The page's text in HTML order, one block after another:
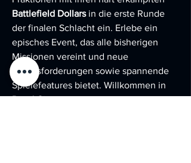
Battlefield Dollars in die erste Runde
der finalen Schlacht ein. Erlebe ein
episches Event, das alle bisherigen
Missionen vereint und neue
Herausforderungen sowie spannende
Spielefeatures bietet. Willkommen in
Dead City – dem Schauplatz, an dem